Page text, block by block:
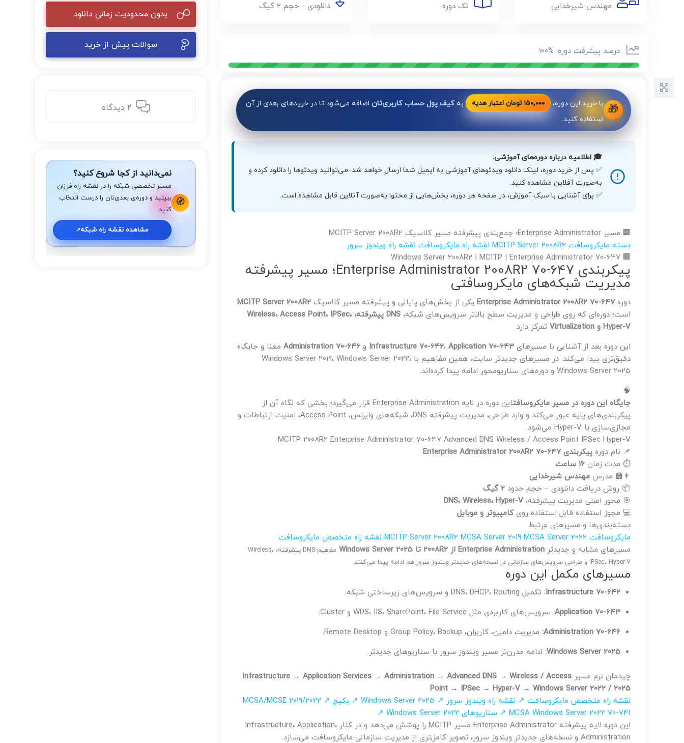
مهندس شیرخدایی
تک دوره
دانلودی - حجم 2 گیگ
درصد پیشرفت دوره: %100
🎁 با خرید این دوره، ۱۵۰٬۰۰۰ تومان اعتبار هدیه به کیف پول حساب کاربری‌تاناضافه می‌شود تا در خریدهای بعدی از آن
استفاده کنید.
🎓 اطلاعیه درباره دوره‌های آموزشی:
✅ پس از خرید دوره، لینک دانلود ویدئوهای آموزشی به ایمیل شما ارسال خواهد شد. می‌توانید ویدئوها را دانلود کرده و
به‌صورت آفلاین مشاهده کنید.
✅ برای آشنایی با سبک آموزش، در صفحه هر دوره، بخش‌هایی از محتوا به‌صورت آنلاین قابل مشاهده است.
🏢 مسیر Enterprise Administrator؛ جمع‌بندی پیشرفته مسیر کلاسیک MCITP Server 2008R2
دسته مایکروسافت MCITP Server 2008R2 نقشه راه مایکروسافت نقشه راه ویندوز سرور
🏢 Windows Server 2008R2 | MCITP | Enterprise Administrator 70-647
پیکربندی Enterprise Administrator 2008R2 70-647؛ مسیر پیشرفته
مدیریت شبکه‌های مایکروسافتی
دورهEnterprise Administrator 2008R2 70-647یکی از بخش‌های پایانی و پیشرفته مسیر کلاسیک MCITP Server 2008R2
است؛ دوره‌ای که روی طراحی و مدیریت سطح بالاتر سرویس‌های شبکه،
DNS پیشرفته، Wireless، Access Point، IPSec،
Hyper-V و Virtualization
تمرکز دارد.
این دوره بعد از آشنایی با مسیرهای
Infrastructure 70-642،Application 70-643 و Administration 70-646معنا و جایگاه
دقیق‌تری پیدا می‌کند. در مسیرهای جدیدتر سایت، همین مفاهیم با Windows Server 2019، Windows Server 2022،
Windows Server 2025 و دوره‌های سناریومحور ادامه پیدا کرده‌اند.
🧠
جایگاه این دوره در مسیر مایکروسافت
این دوره در لایه Enterprise Administration قرار می‌گیرد؛ بخشی که نگاه آن از
پیکربندی‌های پایه عبور می‌کند و وارد طراحی، مدیریت پیشرفته DNS، شبکه‌های وایرلس، Access Point، امنیت ارتباطات و
مجازی‌سازی با Hyper-V می‌شود.
MCITP 2008R2 Enterprise Administrator 70-647 Advanced DNS Wireless / Access Point IPSec Hyper-V
📌 نام دوره پیکربندی Enterprise Administrator 2008R2 70-647
⏱ مدت زمان ۱۶ ساعت
👨‍🏫 مدرس مهندس شیرخدایی
📦 روش دریافت دانلودی – حجم حدود ۲ گیگ
🎯 محور اصلی مدیریت پیشرفته، DNS، Wireless، Hyper-V
💻 مجوز استفاده قابل استفاده رویکامپیوتر و موبایل
دسته‌بندی‌ها و مسیرهای مرتبط
مایکروسافت
MCITP Server 2008R2MCSA Server 2019MCSA Server 2022
نقشه راه متخصص مایکروسافت
مسیرهای مشابه و جدیدتر Enterprise Administration از 2008R2 تا Windows Server 2025
مفاهیم DNS پیشرفته، Wireless،
IPSec، Hyper-V و طراحی سرویس‌های سازمانی در نسخه‌های جدیدتر ویندوز سرور هم ادامه پیدا می‌کنند.
مسیرهای مکمل این دوره
Infrastructure 70-642: تکمیل DNS، DHCP، Routing و سرویس‌های زیرساختی شبکه.
Application 70-643: سرویس‌های کاربردی مثل WDS، IIS، SharePoint، File Service و Cluster.
Administration 70-646: مدیریت دامین، کاربران، Group Policy، Backup و Remote Desktop.
Windows Server 2025: ادامه مدرن‌تر مسیر ویندوز سرور با سناریوهای جدیدتر.
چیدمان نرم مسیر Infrastructure → Application Services → Administration → Advanced DNS → Wireless / Access
Point → IPSec → Hyper-V → Windows Server 2022 / 2025
نقشه راه متخصص مایکروسافت ↗ نقشه راه ویندوز سرور ↗ Windows Server 2025 ↗
پکیج MCSA/MCSE 2019/2022 ↗
MCSA Windows Server 2022 70-741 ↗
سناریوهای Windows Server 2022 ↗
این دوره لایه پیشرفته Enterprise Administrator مسیر MCITP را پوشش می‌دهد و در کنار Infrastructure، Application،
Administration و نسخه‌های جدیدتر ویندوز سرور، تصویر کامل‌تری از مدیریت سازمانی مایکروسافت می‌سازد.
بدون محدودیت زمانی دانلود
سوالات پیش از خرید
🧭
نمی‌دانید از کجا شروع کنید؟
مسیر تخصصی شبکه را در نقشه راه فرزان
ببینید و دوره‌ی بعدی‌تان را درست انتخاب
کنید.
مشاهده نقشه راه شبکه↗️